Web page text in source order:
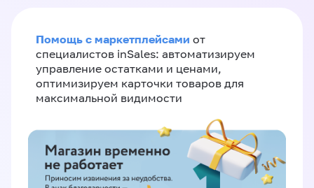
Помощь с маркетплейсами от
специалистов inSales: автоматизируем
управление остатками и ценами,
оптимизируем карточки товаров для
максимальной видимости